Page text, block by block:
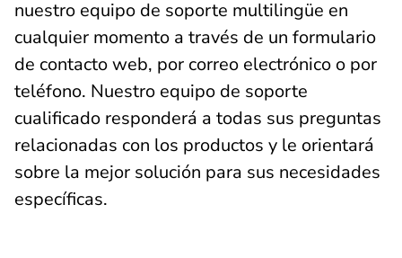
nuestro equipo de soporte multilingüe en
cualquier momento a través de un formulario
de contacto web, por correo electrónico o por
teléfono. Nuestro equipo de soporte
cualificado responderá a todas sus preguntas
relacionadas con los productos y le orientará
sobre la mejor solución para sus necesidades
específicas.